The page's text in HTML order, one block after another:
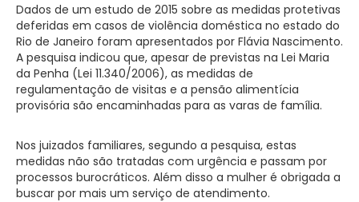
Dados de um estudo de 2015 sobre as medidas protetivas
deferidas em casos de violência doméstica no estado do
Rio de Janeiro foram apresentados por Flávia Nascimento.
A pesquisa indicou que, apesar de previstas na Lei Maria
da Penha (Lei 11.340/2006), as medidas de
regulamentação de visitas e a pensão alimentícia
provisória são encaminhadas para as varas de família.
Nos juizados familiares, segundo a pesquisa, estas
medidas não são tratadas com urgência e passam por
processos burocráticos. Além disso a mulher é obrigada a
buscar por mais um serviço de atendimento.